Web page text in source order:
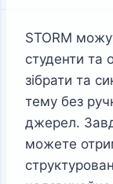
STORM
студенти та
зібрати та
тему без
джерел.
можете